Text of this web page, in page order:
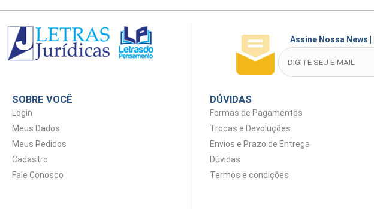
Assine Nossa News
SOBRE VOCÊ
Login
Meus Dados
Meus Pedidos
Cadastro
Fale Conosco
DÚVIDAS
Formas de Pagamentos
Trocas e Devoluções
Envios e Prazo de Entrega
Dúvidas
Termos e condições